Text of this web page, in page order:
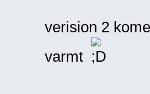
verision 2
varmt